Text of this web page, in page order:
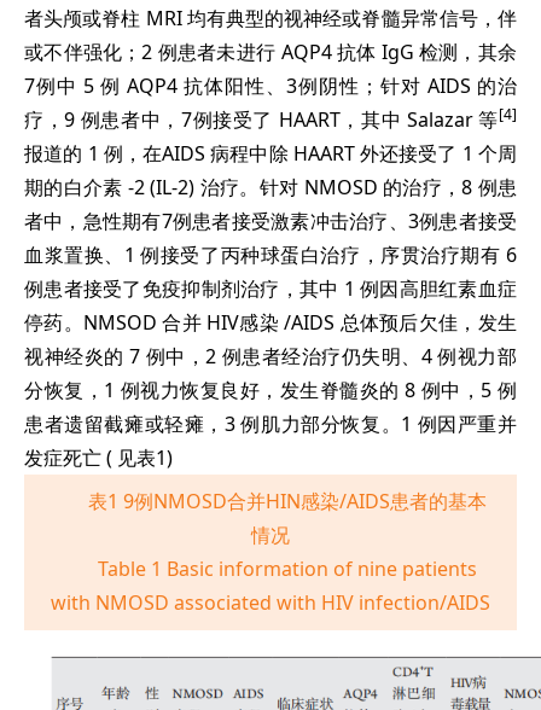
者头颅或脊柱 MRI 均有典型的视神经或脊髓异常信号，伴
或不伴强化；2 例患者未进行 AQP4 抗体 IgG 检测，其余
7例中 5 例 AQP4 抗体阳性、3例阴性；针对 AIDS 的治
疗，9 例患者中，7例接受了 HAART，其中 Salazar 等[4]
报道的 1 例，在AIDS 病程中除 HAART 外还接受了 1 个周
期的白介素 -2 (IL-2) 治疗。针对 NMOSD 的治疗，8 例患
者中，急性期有7例患者接受激素冲击治疗、3例患者接受
血浆置换、1 例接受了丙种球蛋白治疗，序贯治疗期有 6
例患者接受了免疫抑制剂治疗，其中 1 例因高胆红素血症
停药。NMSOD 合并 HIV感染 /AIDS 总体预后欠佳，发生
视神经炎的 7 例中，2 例患者经治疗仍失明、4 例视力部
分恢复，1 例视力恢复良好，发生脊髓炎的 8 例中，5 例
患者遗留截瘫或轻瘫，3 例肌力部分恢复。1 例因严重并
发症死亡 ( 见表1)
表1 9例NMOSD合并HIN感染/AIDS患者的基本
情况
Table 1 Basic information of nine patients
with NMOSD associated with HIV infection/AIDS